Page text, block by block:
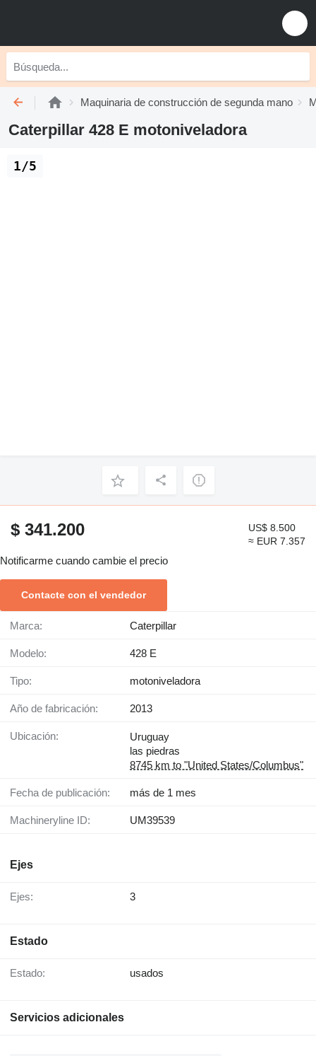
Maquinaria de construcción de segunda mano
Caterpillar 428 E motoniveladora
1/5
$ 341.200
US$ 8.500
≈ EUR 7.357
Notificarme cuando cambie el precio
Contacte con el vendedor
Marca: Caterpillar
Modelo: 428 E
Tipo: motoniveladora
Año de fabricación: 2013
Ubicación:
Uruguay
las piedras
8745 km to "United States/Columbus"
Fecha de publicación: más de 1 mes
Machineryline ID: UM39539
Ejes
Ejes: 3
Estado
Estado: usados
Servicios adicionales